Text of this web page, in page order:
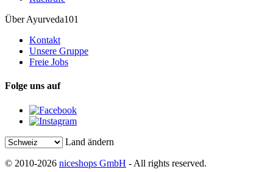
Über Ayurveda101
Kontakt
Unsere Gruppe
Freie Jobs
Folge uns auf
Land ändern
© 2010-2026 niceshops GmbH - All rights reserved.